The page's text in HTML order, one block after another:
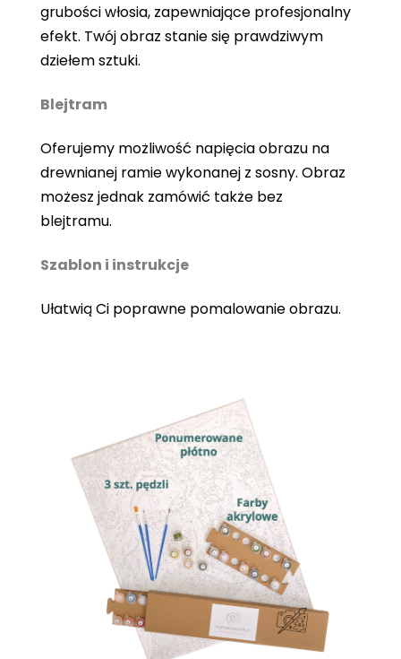
grubości włosia, zapewniające profesjonalny
efekt. Twój obraz stanie się prawdziwym
dziełem sztuki.
Blejtram
Oferujemy możliwość napięcia obrazu na
drewnianej ramie wykonanej z sosny. Obraz
możesz jednak zamówić także bez
blejtramu.
Szablon i instrukcje
Ułatwią Ci poprawne pomalowanie obrazu.